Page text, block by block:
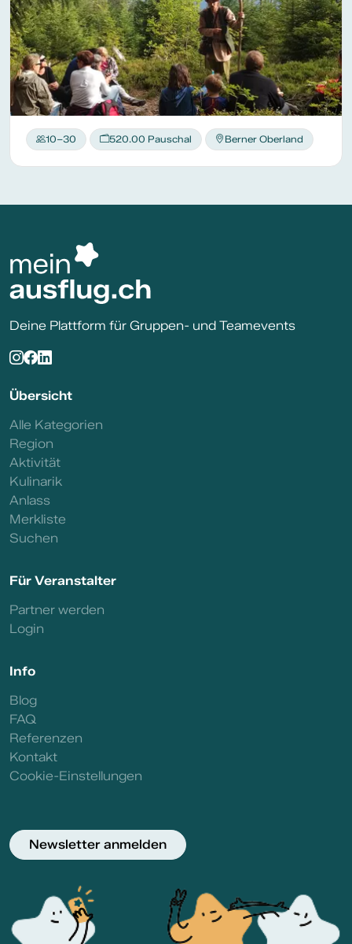
10–30 520.00 Pauschal Berner Oberland
Deine Plattform für Gruppen- und Teamevents
Übersicht
Alle Kategorien
Region
Aktivität
Kulinarik
Anlass
Merkliste
Suchen
Für Veranstalter
Partner werden
Login
Info
Blog
FAQ
Referenzen
Kontakt
Cookie-Einstellungen
Newsletter anmelden